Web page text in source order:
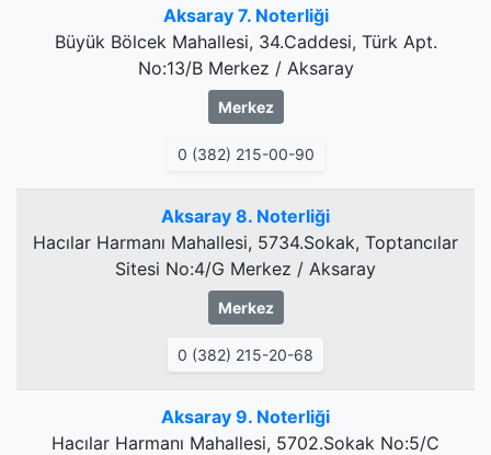
Aksaray 7. Noterliği
Büyük Bölcek Mahallesi, 34.Caddesi, Türk Apt.
No:13/B Merkez / Aksaray
Merkez
0 (382) 215-00-90
Aksaray 8. Noterliği
Hacılar Harmanı Mahallesi, 5734.Sokak, Toptancılar
Sitesi No:4/G Merkez / Aksaray
Merkez
0 (382) 215-20-68
Aksaray 9. Noterliği
Hacılar Harmanı Mahallesi, 5702.Sokak No:5/C